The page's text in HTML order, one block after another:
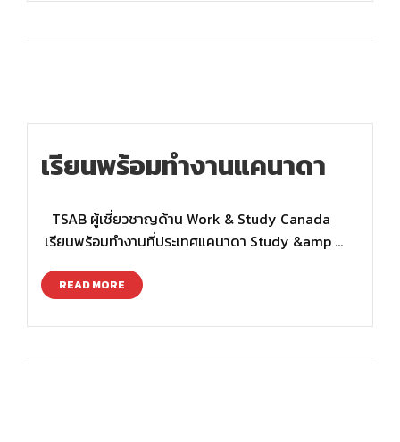
เรียนพร้อมทำงานแคนาดา
TSAB ผู้เชี่ยวชาญด้าน Work & Study Canada
เรียนพร้อมทำงานที่ประเทศแคนาดา Study &amp …
READ MORE